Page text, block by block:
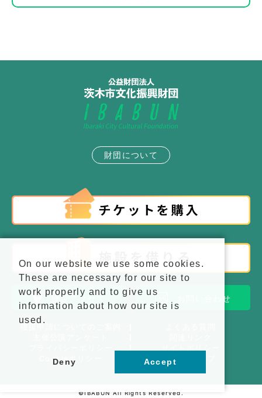
財団について
施設アクセス お問い合わせ
Cookieポリシー
サイトマップ
©IBABUN All Rights Reserved.
On our website we use some cookies.
These are necessary for our site to
work properly and to give us
information about how our site is
used.
Deny Accept